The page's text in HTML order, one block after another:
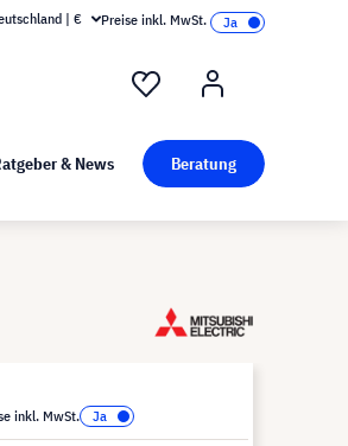
visunext
| € Preise inkl. MwSt.
& News Beratung
inkl. MwSt.